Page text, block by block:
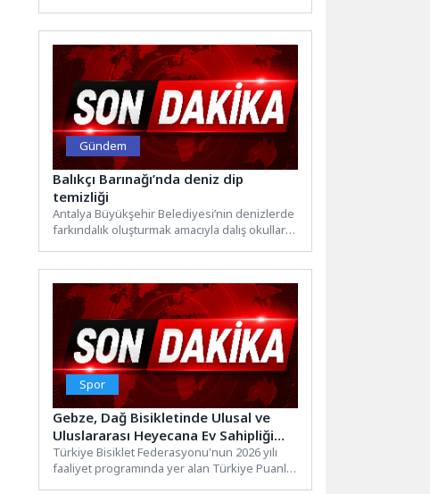
Gündem
Balıkçı Barınağı’nda deniz dip
temizliği
Antalya Büyükşehir Belediyesi’nin denizlerde
farkındalık oluşturmak amacıyla dalış okulları,
Spor
Gebze, Dağ Bisikletinde Ulusal ve
Uluslararası Heyecana Ev Sahipliği
Yaptı
Türkiye Bisiklet Federasyonu'nun 2026 yılı
faaliyet programında yer alan Türkiye Puanlı